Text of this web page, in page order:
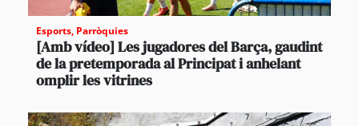
Esports, Parròquies
[Amb vídeo] Les jugadores del Barça, gaudint
de la pretemporada al Principat i anhelant
omplir les vitrines